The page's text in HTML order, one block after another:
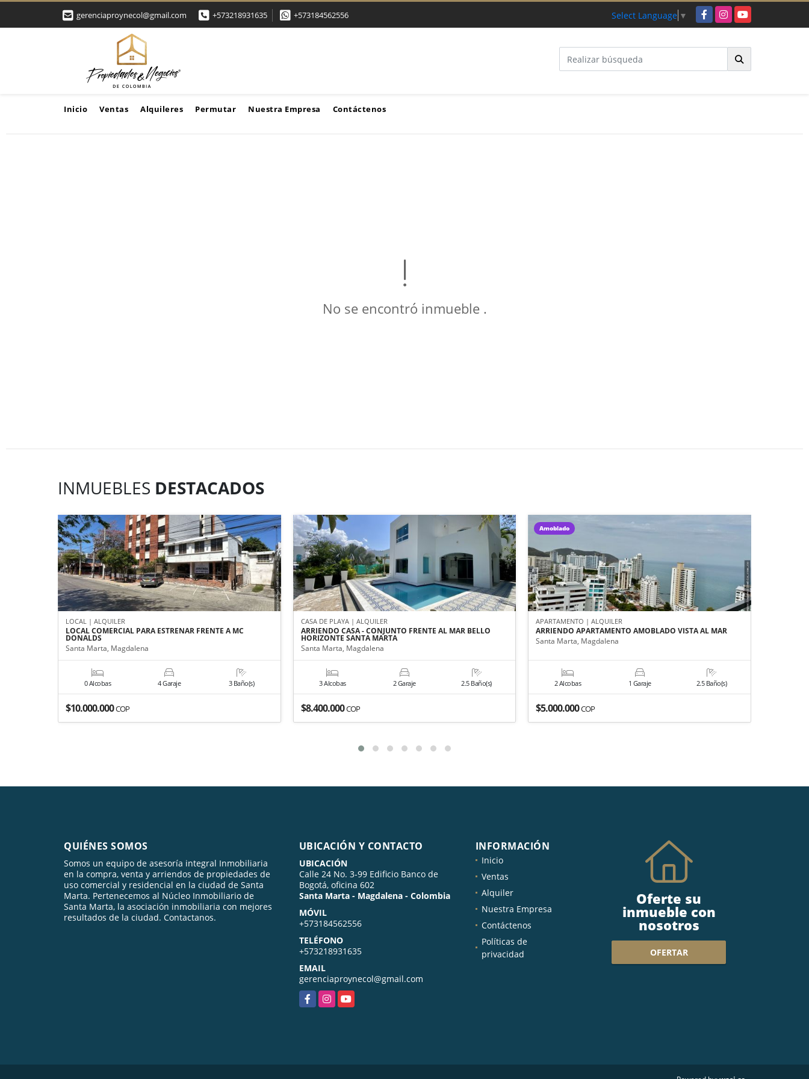
gerenciaproynecol@gmail.com +573218931635 +573184562556 Select Language ▼ FacebookInstagramYouTube
Inicio Ventas Alquileres Permutar Nuestra Empresa Contáctenos
No se encontró inmueble .
INMUEBLES DESTACADOS
LOCAL | ALQUILER
LOCAL COMERCIAL PARA ESTRENAR FRENTE A MC
DONALDS
Santa Marta, Magdalena
0 Alcobas 4 Garaje 3 Baño(s)
$10.000.000COP
CASA DE PLAYA | ALQUILER
ARRIENDO CASA - CONJUNTO FRENTE AL MAR BELLO
HORIZONTE SANTA MARTA
Santa Marta, Magdalena
3 Alcobas 2 Garaje 2.5 Baño(s)
$8.400.000COP
Amoblado
APARTAMENTO | ALQUILER
ARRIENDO APARTAMENTO AMOBLADO VISTA AL MAR
Santa Marta, Magdalena
2 Alcobas 1 Garaje 2.5 Baño(s)
$5.000.000COP
QUIÉNES SOMOS
Somos un equipo de asesoría integral Inmobiliaria
en la compra, venta y arriendos de propiedades de
uso comercial y residencial en la ciudad de Santa
Marta. Pertenecemos al Núcleo Inmobiliario de
Santa Marta, la asociación inmobiliaria con mejores
resultados de la ciudad. Contactanos.
UBICACIÓN Y CONTACTO
UBICACIÓN
Calle 24 No. 3-99 Edificio Banco de
Bogotá, oficina 602
Santa Marta - Magdalena - Colombia
MÓVIL
+573184562556
TELÉFONO
+573218931635
EMAIL
gerenciaproynecol@gmail.com
FacebookInstagramYouTube
INFORMACIÓN
Inicio
Ventas
Alquiler
Nuestra Empresa
Contáctenos
Políticas de
privacidad
Oferte su
inmueble con
nosotros
OFERTAR